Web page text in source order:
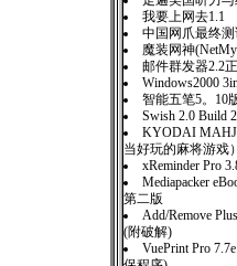
我要上网去1.1
中国网爪最终测
魔装网神
邮件群发器2.2
Windows2000
智能五笔5。10
Swish 2.0 Build
KYODAI
当好玩的麻将游戏）
xReminder Pro
Mediapacker
第二版
Add/Remove
(附破解)
VuePrint Pro